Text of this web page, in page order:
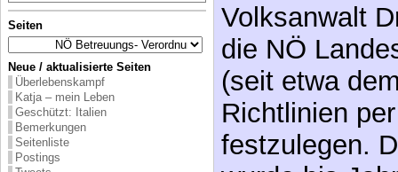
Seiten
Neue / aktualisierte Seiten
Überlebenskampf
Katja – mein Leben
Geschützt: Italien
Bemerkungen
Seitenliste
Postings
Volksanwalt
die NÖ
(seit etwa
Richtlinien
festzulegen.